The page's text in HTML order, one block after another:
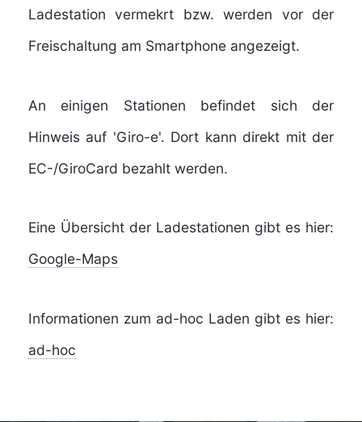
Ladestation vermekrt bzw. werden vor der
Freischaltung am Smartphone angezeigt.
An einigen Stationen befindet sich der
Hinweis auf 'Giro-e'. Dort kann direkt mit der
EC-/GiroCard bezahlt werden.
Eine Übersicht der Ladestationen gibt es hier:
Google-Maps
Informationen zum ad-hoc Laden gibt es hier:
ad-hoc